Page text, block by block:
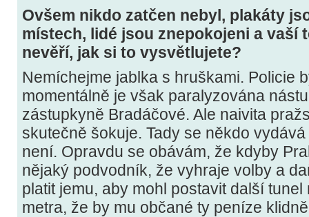
Ovšem nikdo zatčen nebyl, plakáty
místech, lidé jsou znepokojeni a vaší
nevěří, jak si to vysvětlujete?
Nemíchejme jablka s hruškami. Policie
momentálně je však paralyzována
zástupkyně Bradáčové. Ale naivita
skutečně šokuje. Tady se někdo
není. Opravdu se obávám, že kdyby
nějaký podvodník, že vyhraje volby a
platit jemu, aby mohl postavit další
metra, že by mu občané ty peníze